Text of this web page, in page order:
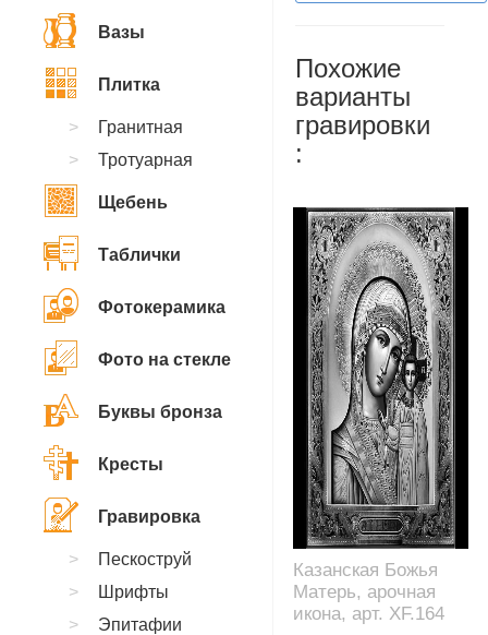
Похожие
варианты
гравировки
:
Казанская Божья
Матерь, арочная
икона, арт. XF.164
Вазы
Плитка
Гранитная
Тротуарная
Щебень
Таблички
Фотокерамика
Фото на стекле
Буквы бронза
Кресты
Гравировка
Пескоструй
Шрифты
Эпитафии